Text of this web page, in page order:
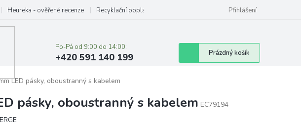
Heureka - ověřené recenze Recyklační poplatky Přihlášení
Po-Pá od 9:00 do 14:00:
+420 591 140 199
Nákupní
košík
Prázdný košík
LED pásky, oboustranný s kabelem
pásky, oboustranný s kabelem EC79194